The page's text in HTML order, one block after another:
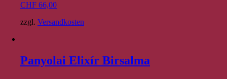
CHF 66,00
zzgl. Versandkosten
Panyolai Elixír Birsalma